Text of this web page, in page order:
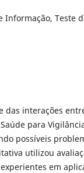
Informação, Teste
interações
para
possíveis
utilizou
em